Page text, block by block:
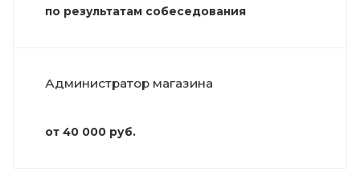
по результатам собеседования
Администратор магазина
от 40 000 руб.